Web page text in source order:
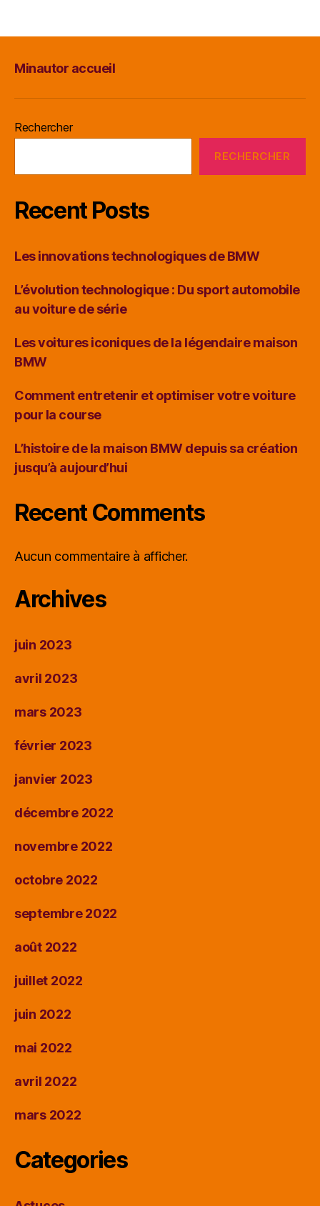
Minautor accueil
Rechercher
RECHERCHER
Recent Posts
Les innovations technologiques de BMW
L’évolution technologique : Du sport automobile
au voiture de série
Les voitures iconiques de la légendaire maison
BMW
Comment entretenir et optimiser votre voiture
pour la course
L’histoire de la maison BMW depuis sa création
jusqu’à aujourd’hui
Recent Comments
Aucun commentaire à afficher.
Archives
juin 2023
avril 2023
mars 2023
février 2023
janvier 2023
décembre 2022
novembre 2022
octobre 2022
septembre 2022
août 2022
juillet 2022
juin 2022
mai 2022
avril 2022
mars 2022
Categories